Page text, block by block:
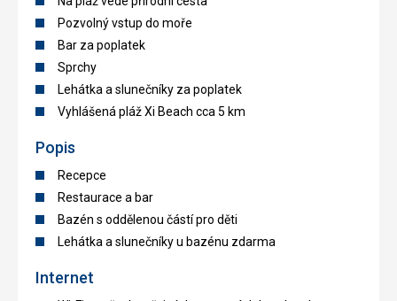
Pozvolný vstup do moře
Bar za poplatek
Sprchy
Lehátka a slunečníky za poplatek
Vyhlášená pláž Xi Beach cca 5 km
Popis
Recepce
Restaurace a bar
Bazén s oddělenou částí pro děti
Lehátka a slunečníky u bazénu zdarma
Internet